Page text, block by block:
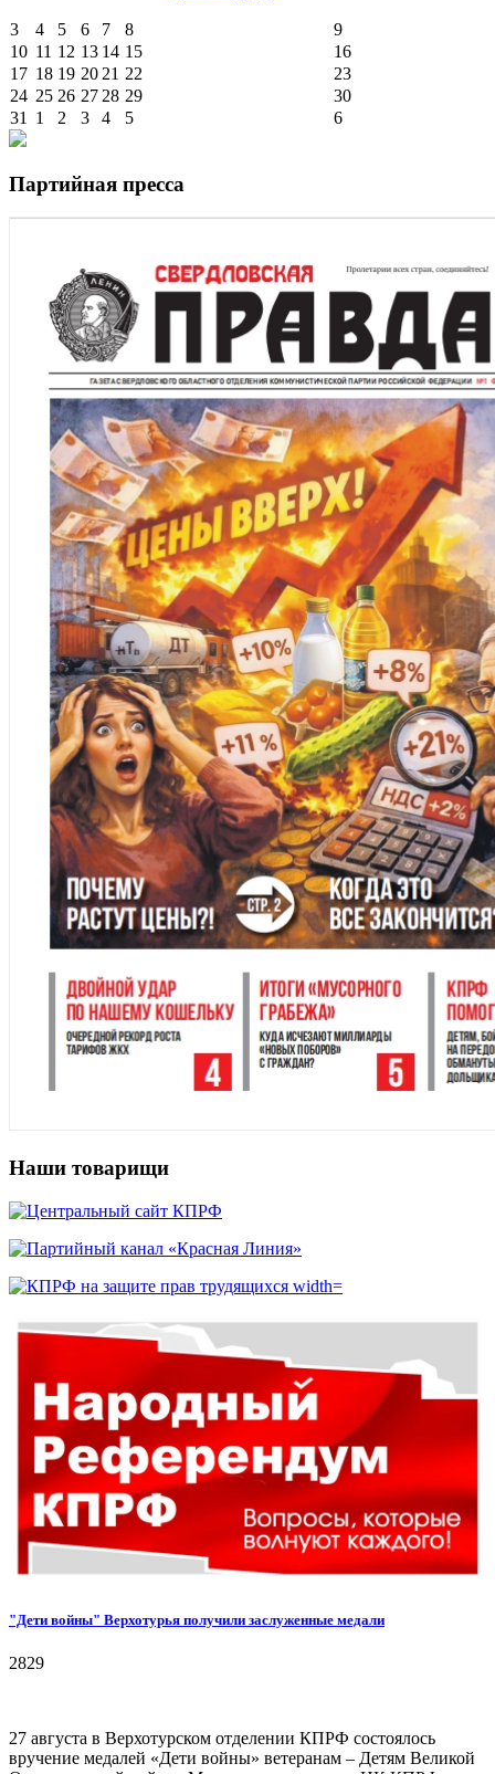
3 4 5 6 7 8
9
10 11 12 13 14 15
16
17 18 19 20 21 22
23
24 25 26 27 28 29
30
31
1 2 3 4 5 6
Партийная пресса
Наши товарищи
"Дети войны" Верхотурья получили заслуженные медали
2829
27 августа в Верхотурском отделении КПРФ состоялось
вручение медалей «Дети войны» ветеранам – Детям Великой